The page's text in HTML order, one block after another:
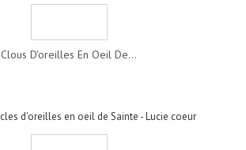
Clous D'oreilles En Oeil De...